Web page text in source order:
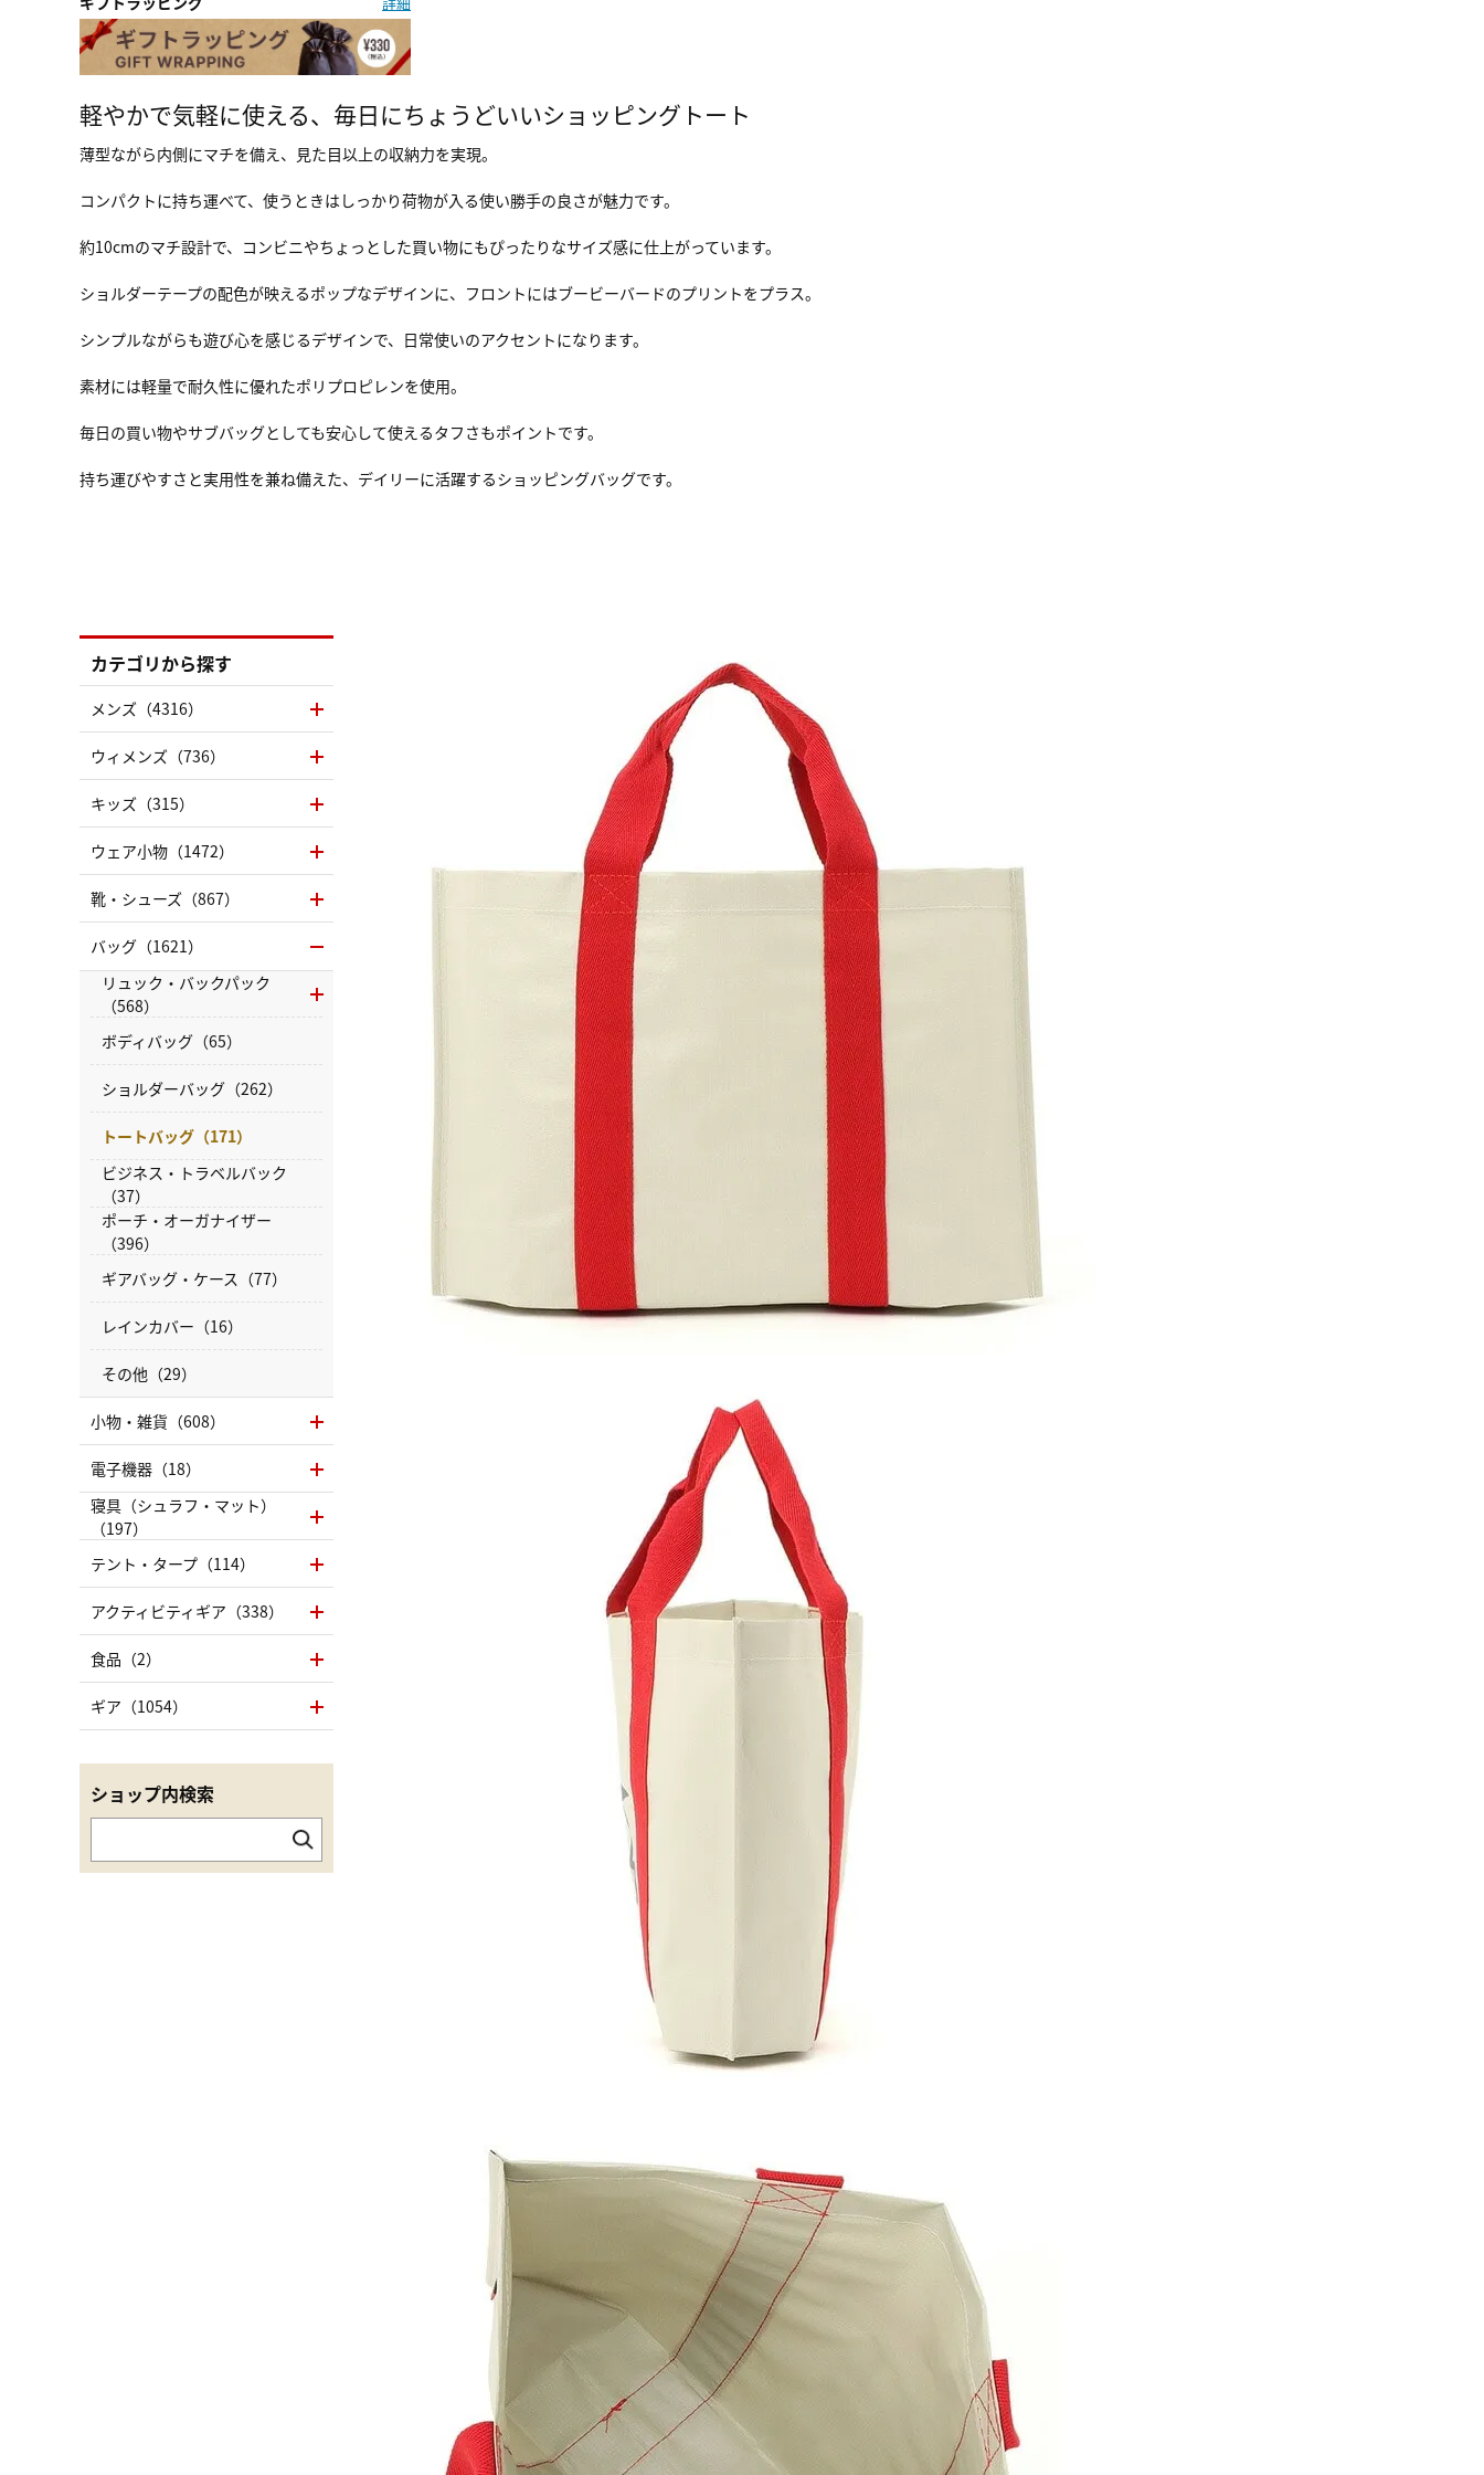
軽やかで気軽に使える、毎日にちょうどいいショッピングトート
薄型ながら内側にマチを備え、見た目以上の収納力を実現。
コンパクトに持ち運べて、使うときはしっかり荷物が入る使い勝手の良さが魅力です。
約10cmのマチ設計で、コンビニやちょっとした買い物にもぴったりなサイズ感に仕上がっています。
ショルダーテープの配色が映えるポップなデザインに、フロントにはブービーバードのプリントをプラス。
シンプルながらも遊び心を感じるデザインで、日常使いのアクセントになります。
素材には軽量で耐久性に優れたポリプロピレンを使用。
毎日の買い物やサブバッグとしても安心して使えるタフさもポイントです。
持ち運びやすさと実用性を兼ね備えた、デイリーに活躍するショッピングバッグです。
カテゴリから探す
メンズ（4316）
ウィメンズ（736）
キッズ（315）
ウェア小物（1472）
靴・シューズ（867）
バッグ（1621）
リュック・バックパック
（568）
ボディバッグ（65）
ショルダーバッグ（262）
トートバッグ（171）
ビジネス・トラベルバック
（37）
ポーチ・オーガナイザー
（396）
ギアバッグ・ケース（77）
レインカバー（16）
その他（29）
小物・雑貨（608）
電子機器（18）
寝具（シュラフ・マット）
（197）
テント・タープ（114）
アクティビティギア（338）
食品（2）
ギア（1054）
ショップ内検索